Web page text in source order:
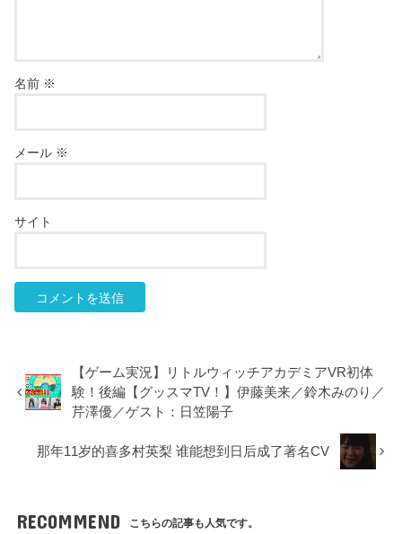
名前 ※
メール ※
サイト
【ゲーム実況】リトルウィッチアカデミアVR初体
験！後編【グッスマTV！】伊藤美来／鈴木みのり／
芹澤優／ゲスト：日笠陽子
那年11岁的喜多村英梨 谁能想到日后成了著名CV
RECOMMEND こちらの記事も人気です。